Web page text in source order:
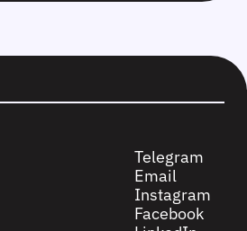
Telegram
Email
Instagram
Facebook